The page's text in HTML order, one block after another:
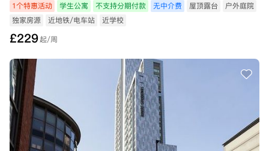
1个特惠活动 学生公寓 不支持分期付款 无中介费 屋顶露台
户外庭院
独家房源
近地铁/电车站 近学校
£229起/周